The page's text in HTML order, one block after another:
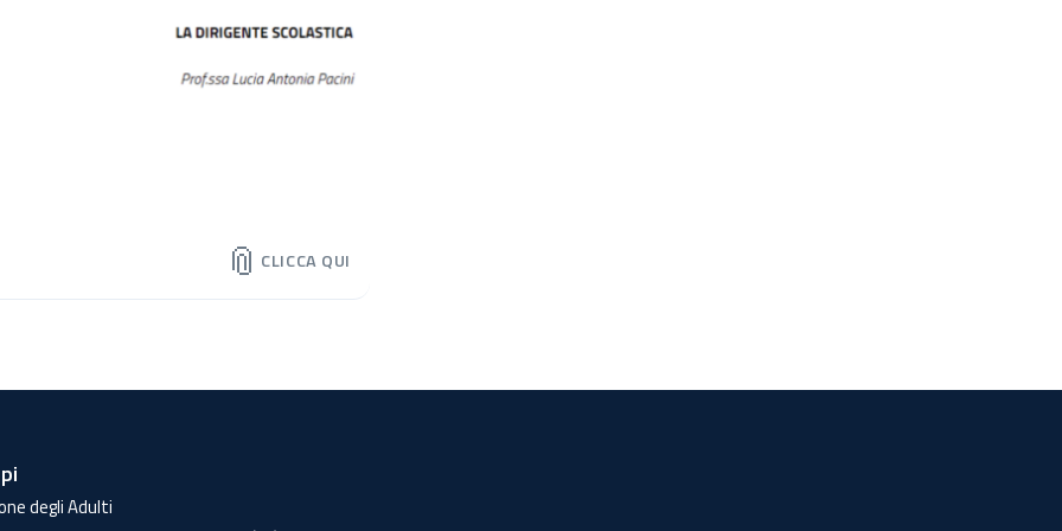
📎 CLICCA QUI
degli Adulti